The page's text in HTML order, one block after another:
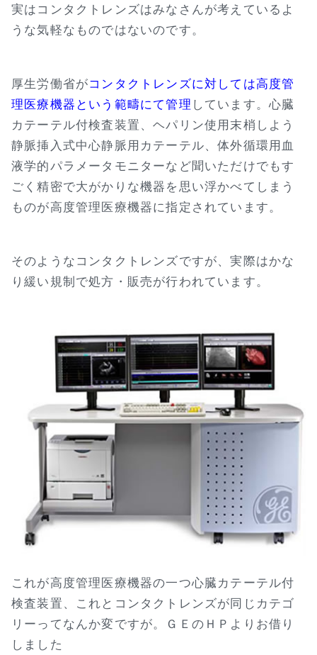
実はコンタクトレンズはみなさんが考えているよ
うな気軽なものではないのです。
厚生労働省がコンタクトレンズに対しては高度管
理医療機器という範疇にて管理 しています。心臓
カテーテル付検査装置、ヘパリン使用末梢しよう
静脈挿入式中心静脈用カテーテル、体外循環用血
液学的パラメータモニターなど聞いただけでもす
ごく精密で大がかりな機器を思い浮かべてしまう
ものが高度管理医療機器に指定されています。
そのようなコンタクトレンズですが、実際はかな
り緩い規制で処方・販売が行われています。
これが高度管理医療機器の一つ心臓カテーテル付
検査装置、これとコンタクトレンズが同じカテゴ
リーってなんか変ですが。ＧＥのＨＰよりお借り
しました